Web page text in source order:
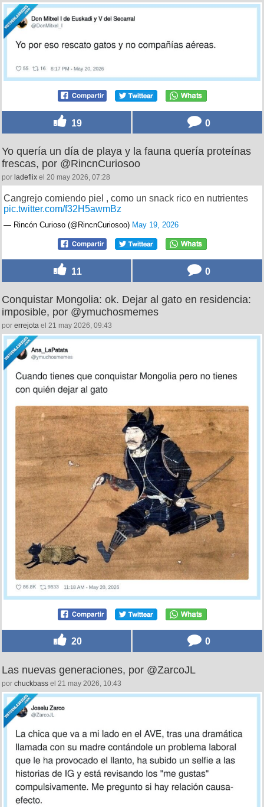
19 0
Yo quería un día de playa y la fauna quería proteínas
frescas, por @RincnCuriosoo
por ladeflix el 20 may 2026, 07:28
Cangrejo comiendo piel , como un snack rico en nutrientes
pic.twitter.com/f32H5awmBz
— Rincón Curioso (@RincnCuriosoo) May 19, 2026
11 0
Conquistar Mongolia: ok. Dejar al gato en residencia:
imposible, por @ymuchosmemes
por errejota el 21 may 2026, 09:43
20 0
Las nuevas generaciones, por @ZarcoJL
por chuckbass el 21 may 2026, 10:43